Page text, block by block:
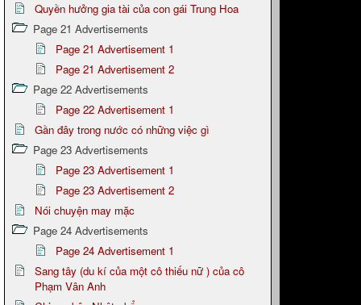
Quyền hưởng gia tài của con gái Trung Hoa
Page 21 Advertisements
Page 21 Advertisement 1
Page 21 Advertisement 2
Page 22 Advertisements
Page 22 Advertisement 1
Gần đây trong nước có những việc gì
Page 23 Advertisements
Page 23 Advertisement 1
Page 23 Advertisement 2
Nói chuyện may mặc
Page 24 Advertisements
Page 24 Advertisement 1
Sang tây (du kí của một cô thiếu nữ ) của cô
Phạm Vân Anh